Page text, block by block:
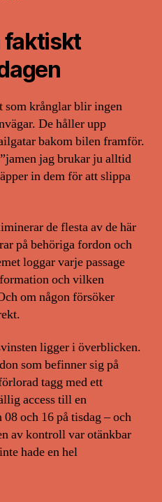
faktiskt
som krånglar blir ingen
De håller upp
bakom bilen framför.
jag brukar ju alltid
in dem för att slippa
de flesta av de här
på behöriga fordon och
loggar varje passage
och vilken
om någon försöker
ligger i överblicken.
som befinner sig på
tagg med ett
access till en
och 16 på tisdag – och
av kontroll var otänkbar
hade en hel